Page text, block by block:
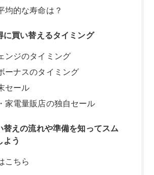
均的な寿命は？
に買い替えるタイミング
ンジのタイミング
ーナスのタイミング
セール
家電量販店の独自セール
替えの流れや準備を知ってスム
よう
こちら